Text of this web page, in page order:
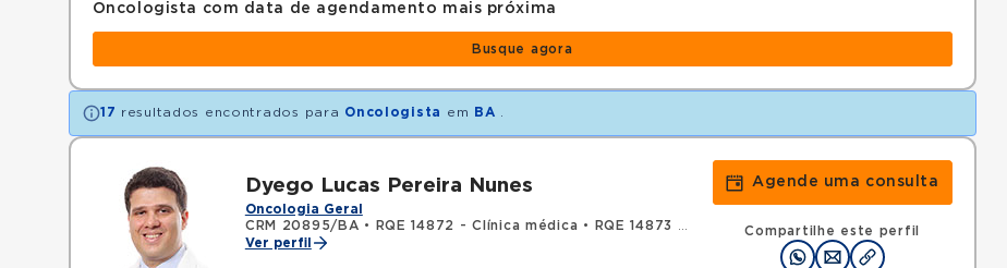
Oncologista com data de agendamento mais próxima
Busque agora
17 resultados encontrados para Oncologista em BA
Dyego Lucas Pereira Nunes
Oncologia Geral
CRM 20895/BA • RQE 14872 - Clínica médica •
RQE 14873 - Oncologia clínica
Ver perfil
Agende uma consulta
Compartilhe este perfil